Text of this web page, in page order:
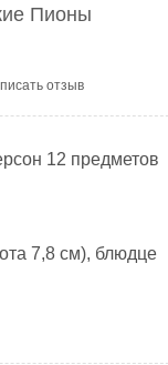
Пионы
отзыв
12 предметов
7,8 см), блюдце